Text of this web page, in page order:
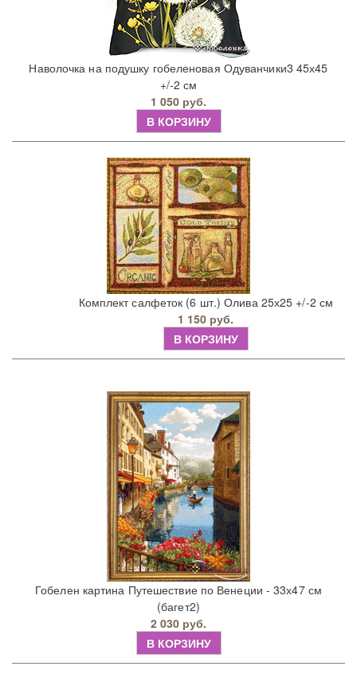
Наволочка на подушку гобеленовая Одуванчики3 45х45
+/-2 см
1 050 руб.
В КОРЗИНУ
Комплект салфеток (6 шт.) Олива 25х25 +/-2 см
1 150 руб.
В КОРЗИНУ
Гобелен картина Путешествие по Венеции - 33х47 см
(багет2)
2 030 руб.
В КОРЗИНУ